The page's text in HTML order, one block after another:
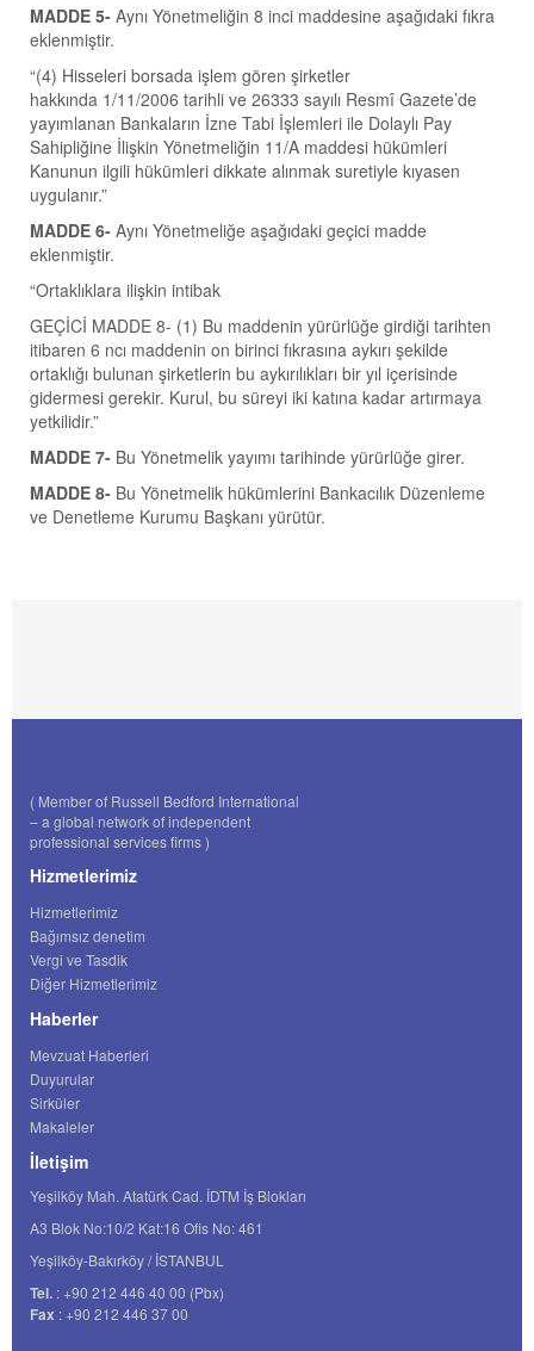
MADDE 5- Aynı Yönetmeliğin 8 inci maddesine aşağıdaki fıkra
eklenmiştir.
“(4) Hisseleri borsada işlem gören şirketler
hakkında 1/11/2006 tarihli ve 26333 sayılı Resmî Gazete’de
yayımlanan Bankaların İzne Tabi İşlemleri ile Dolaylı Pay
Sahipliğine İlişkin Yönetmeliğin 11/A maddesi hükümleri
Kanunun ilgili hükümleri dikkate alınmak suretiyle kıyasen
uygulanır.”
MADDE 6- Aynı Yönetmeliğe aşağıdaki geçici madde
eklenmiştir.
“Ortaklıklara ilişkin intibak
GEÇİCİ MADDE 8- (1) Bu maddenin yürürlüğe girdiği tarihten
itibaren 6 ncı maddenin on birinci fıkrasına aykırı şekilde
ortaklığı bulunan şirketlerin bu aykırılıkları bir yıl içerisinde
gidermesi gerekir. Kurul, bu süreyi iki katına kadar artırmaya
yetkilidir.”
MADDE 7- Bu Yönetmelik yayımı tarihinde yürürlüğe girer.
MADDE 8- Bu Yönetmelik hükümlerini Bankacılık Düzenleme
ve Denetleme Kurumu Başkanı yürütür.
( Member of Russell Bedford International
– a global network of independent
professional services firms )
Hizmetlerimiz
Hizmetlerimiz
Bağımsız denetim
Vergi ve Tasdik
Diğer Hizmetlerimiz
Haberler
Mevzuat Haberleri
Duyurular
Sirküler
Makaleler
İletişim
Yeşilköy Mah. Atatürk Cad. İDTM İş Blokları
A3 Blok No:10/2 Kat:16 Ofis No: 461
Yeşilköy-Bakırköy / İSTANBUL
Tel. : +90 212 446 40 00 (Pbx)
Fax : +90 212 446 37 00